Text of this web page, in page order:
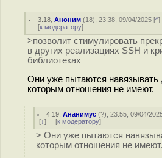
3.18 ,Аноним (18), 23:38, 09/04/2025 [^]
[к модератору]
>позволит стимулировать
в других реализациях SSH и
библиотеках
Они уже пытаются навязывать
которым отношения не имеют.
4.19 ,Ананимус (?), 23:55, 09/04/
[↓] [к модератору]
> Они уже пытаются
которым отношения не имеют.